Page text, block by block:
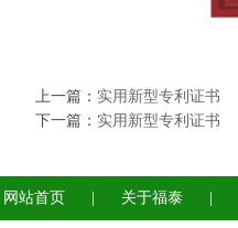
上一篇： 实用新型专利证书
下一篇： 实用新型专利证书
网站首页 关于福泰